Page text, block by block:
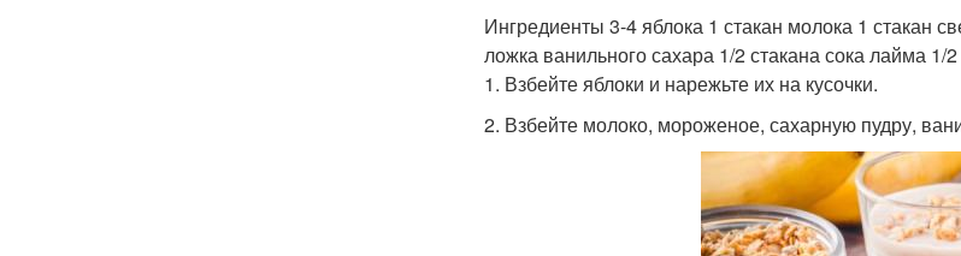
Ингредиенты 3-4 яблока 1 стакан молока 1 стакан
ложка ванильного сахара 1/2 стакана сока лайма
1. Взбейте яблоки и нарежьте их на кусочки.
2. Взбейте молоко, мороженое, сахарную пудру,